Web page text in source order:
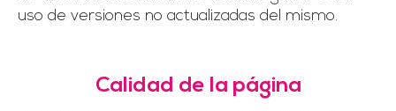
uso de versiones no actualizadas del mismo.
Calidad de la página